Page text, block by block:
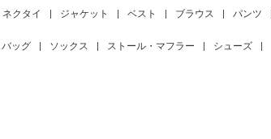
ネクタイ ジャケット ベスト ブラウス パンツ
バッグ ソックス ストール・マフラー シューズ